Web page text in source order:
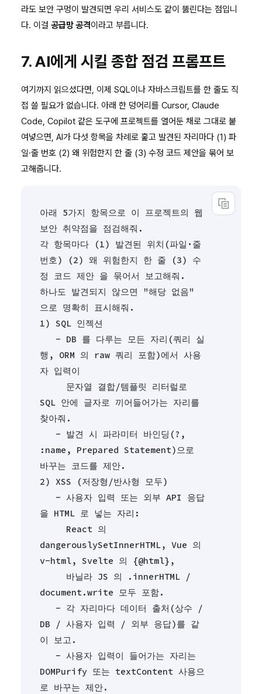
라도 보안 구멍이 발견되면 우리 서비스도 같이 뚫린다는 점입니
다. 이걸 공급망 공격이라고 부릅니다.
7. AI에게 시킬 종합 점검 프롬프트
여기까지 읽으셨다면, 이제 SQL이나 자바스크립트를 한 줄도 직
접 쓸 필요가 없습니다. 아래 한 덩어리를 Cursor, Claude
Code, Copilot 같은 도구에 프로젝트를 열어둔 채로 그대로 붙
여넣으면, AI가 다섯 항목을 차례로 훑고 발견된 자리마다 (1) 파
일·줄 번호 (2) 왜 위험한지 한 줄 (3) 수정 코드 제안을 묶어 보
고해줍니다.
아래 5가지 항목으로 이 프로젝트의 웹
보안 취약점을 점검해줘.
각 항목마다 (1) 발견된 위치(파일·줄
번호) (2) 왜 위험한지 한 줄 (3) 수
정 코드 제안 을 묶어서 보고해줘.
하나도 발견되지 않으면 "해당 없음"
으로 명확히 표시해줘.
1) SQL 인젝션
행, ORM 의 raw 쿼리 포함)에서 사용
자 입력이
SQL 안에 글자로 끼어들어가는 자리를
찾아줘.
:name, Prepared Statement)으로
바꾸는 코드를 제안.
2) XSS (저장형/반사형 모두)
을 HTML 로 넣는 자리:
dangerouslySetInnerHTML, Vue 의
v-html, Svelte 의 {@html},
document.write 모두 포함.
DB / 사용자 입력 / 외부 응답)를 같
이 보고.
DOMPurify 또는 textContent 사용으
로 바꾸는 제안.
copy